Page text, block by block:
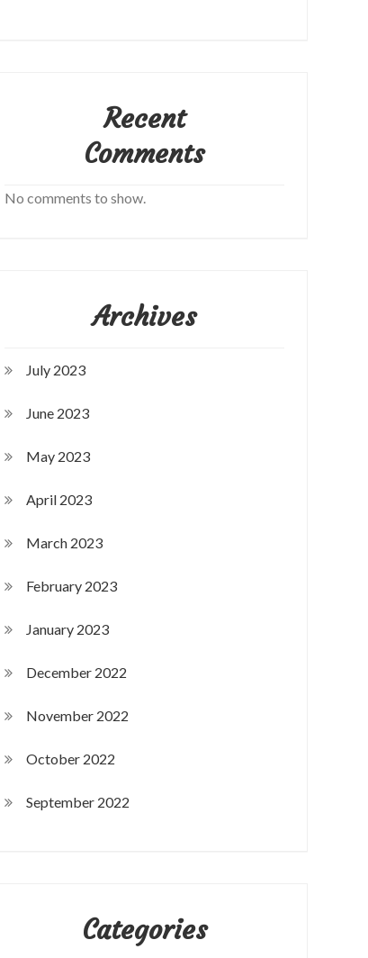
Recent
Comments
No comments to show.
Archives
July 2023
June 2023
May 2023
April 2023
March 2023
February 2023
January 2023
December 2022
November 2022
October 2022
September 2022
Categories